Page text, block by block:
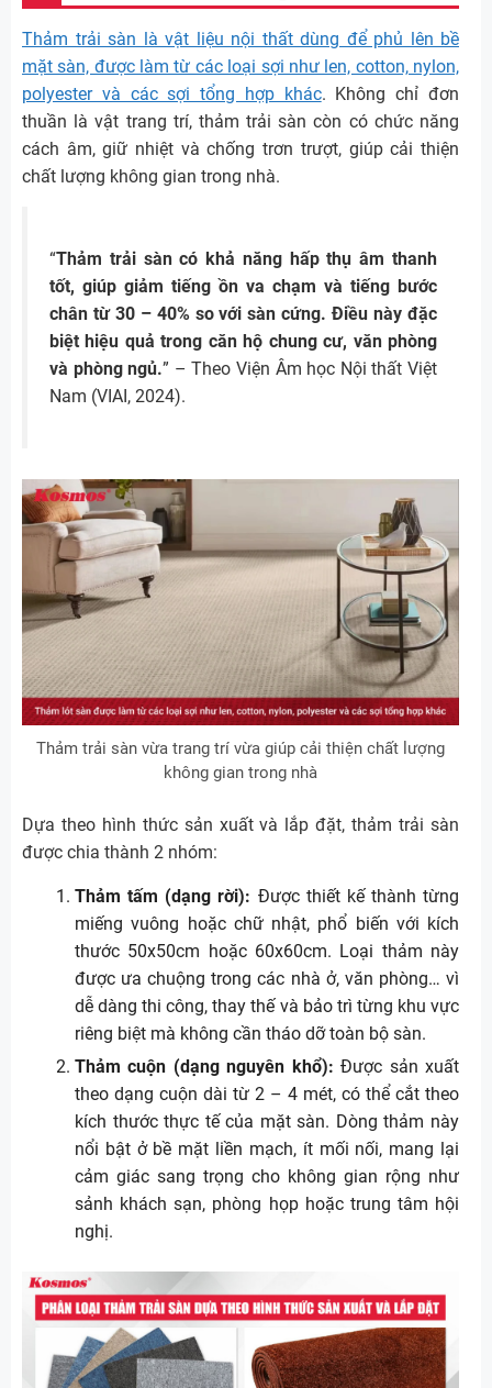
Thảm trải sàn là vật liệu nội thất dùng để phủ lên bề
mặt sàn, được làm từ các loại sợi như len, cotton, nylon,
polyester và các sợi tổng hợp khác. Không chỉ đơn
thuần là vật trang trí, thảm trải sàn còn có chức năng
cách âm, giữ nhiệt và chống trơn trượt, giúp cải thiện
chất lượng không gian trong nhà.
“Thảm trải sàn có khả năng hấp thụ âm thanh
tốt, giúp giảm tiếng ồn va chạm và tiếng bước
chân từ 30 – 40% so với sàn cứng. Điều này đặc
biệt hiệu quả trong căn hộ chung cư, văn phòng
và phòng ngủ.” – Theo Viện Âm học Nội thất Việt
Nam (VIAI, 2024).
Thảm trải sàn vừa trang trí vừa giúp cải thiện chất lượng
không gian trong nhà
Dựa theo hình thức sản xuất và lắp đặt, thảm trải sàn
được chia thành 2 nhóm:
Thảm tấm (dạng rời): Được thiết kế thành từng
miếng vuông hoặc chữ nhật, phổ biến với kích
thước 50x50cm hoặc 60x60cm. Loại thảm này
được ưa chuộng trong các nhà ở, văn phòng… vì
dễ dàng thi công, thay thế và bảo trì từng khu vực
riêng biệt mà không cần tháo dỡ toàn bộ sàn.
Thảm cuộn (dạng nguyên khổ): Được sản xuất
theo dạng cuộn dài từ 2 – 4 mét, có thể cắt theo
kích thước thực tế của mặt sàn. Dòng thảm này
nổi bật ở bề mặt liền mạch, ít mối nối, mang lại
cảm giác sang trọng cho không gian rộng như
sảnh khách sạn, phòng họp hoặc trung tâm hội
nghị.